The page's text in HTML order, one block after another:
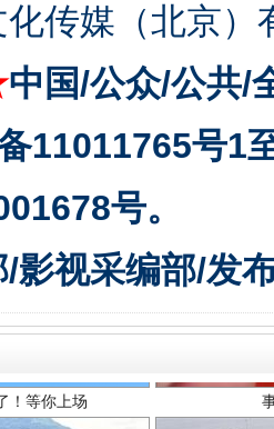
传媒（北京）
中国/公众/公共/
11011765号1
号。
影视采编部/发